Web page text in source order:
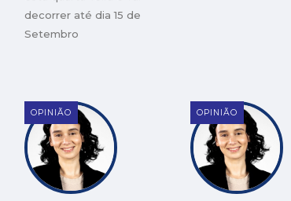
decorrer até dia 15 de
Setembro
OPINIÃO OPINIÃO